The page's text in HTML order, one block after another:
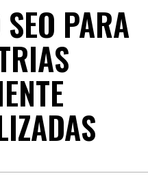
PARA